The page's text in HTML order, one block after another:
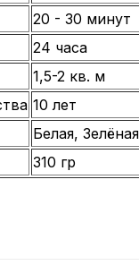
20 - 30 минут
24 часа
1,5-2 кв. м
10 лет
Белая,
310 гр